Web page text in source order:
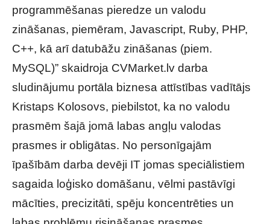
programmēšanas pieredze un valodu
zināšanas, piemēram, Javascript, Ruby, PHP,
C++, kā arī datubāžu zināšanas (piem.
MySQL)” skaidroja CVMarket.lv darba
sludinājumu portāla biznesa attīstības vadītājs
Kristaps Kolosovs, piebilstot, ka no valodu
prasmēm šajā jomā labas angļu valodas
prasmes ir obligātas. No personīgajām
īpašībām darba devēji IT jomas speciālistiem
sagaida loģisko domāšanu, vēlmi pastāvīgi
mācīties, precizitāti, spēju koncentrēties un